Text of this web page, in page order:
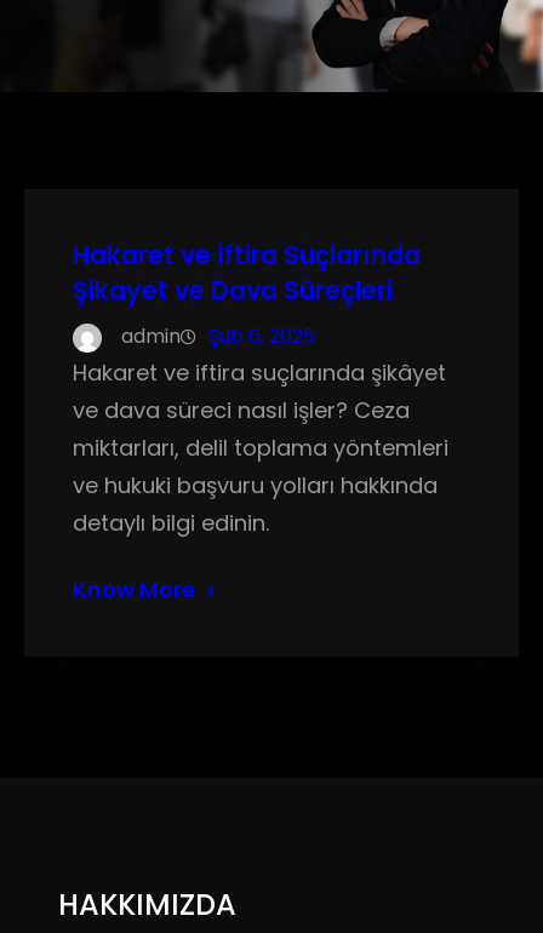
Hakaret ve İftira Suçlarında
Şikayet ve Dava Süreçleri
admin Şub 6, 2025
Hakaret ve iftira suçlarında şikâyet
ve dava süreci nasıl işler? Ceza
miktarları, delil toplama yöntemleri
ve hukuki başvuru yolları hakkında
detaylı bilgi edinin.
Know More
HAKKIMIZDA